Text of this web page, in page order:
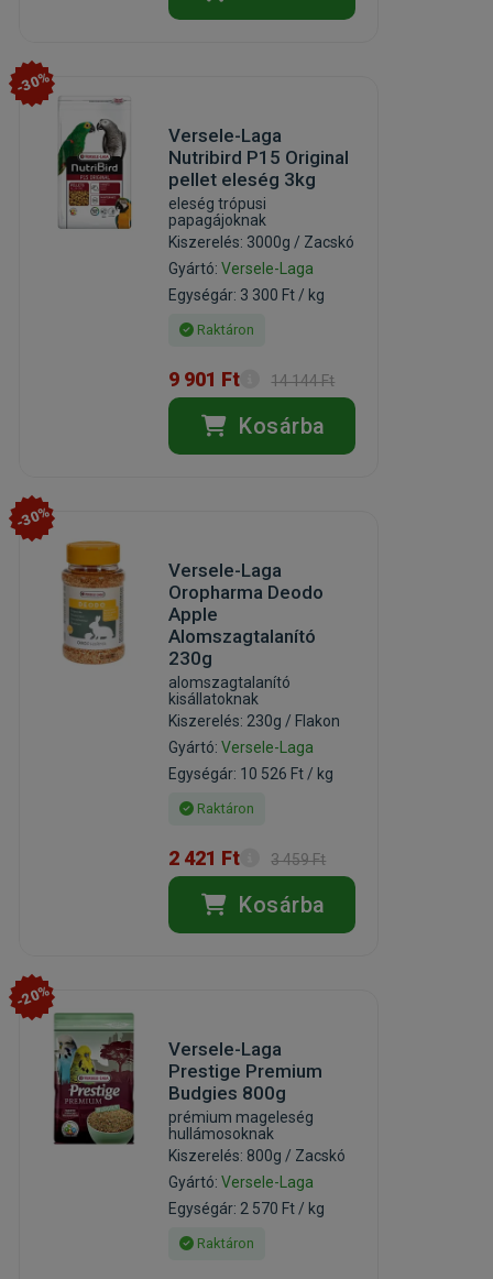
-30%
Versele-Laga
Nutribird P15 Original
pellet eleség 3kg
eleség trópusi
papagájoknak
Kiszerelés: 3000g / Zacskó
Gyártó:Versele-Laga
Egységár: 3 300 Ft / kg
Raktáron
9 901 Ft 14 144 Ft
Kosárba
-30%
Versele-Laga
Oropharma Deodo
Apple
Alomszagtalanító
230g
alomszagtalanító
kisállatoknak
Kiszerelés: 230g / Flakon
Gyártó:Versele-Laga
Egységár: 10 526 Ft / kg
Raktáron
2 421 Ft 3 459 Ft
Kosárba
-20%
Versele-Laga
Prestige Premium
Budgies 800g
prémium mageleség
hullámosoknak
Kiszerelés: 800g / Zacskó
Gyártó:Versele-Laga
Egységár: 2 570 Ft / kg
Raktáron